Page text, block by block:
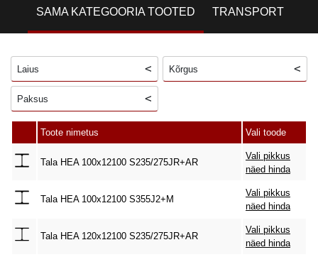
SAMA KATEGOORIA TOOTED TRANSPORT
Laius Kõrgus
Paksus
Toote nimetus Vali toode
Tala HEA 100x12100 S235/275JR+AR
Vali pikkus
näed hinda
Tala HEA 100x12100 S355J2+M
Vali pikkus
näed hinda
Tala HEA 120x12100 S235/275JR+AR
Vali pikkus
näed hinda